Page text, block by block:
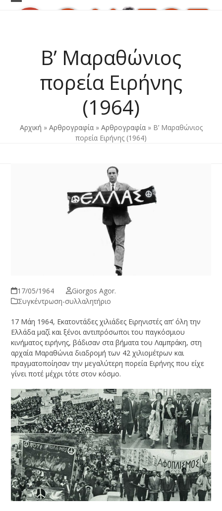
Skip
Open
Close
B’ Μαραθώνιος
πορεία Ειρήνης
(1964)
Αρχική » Αρθρογραφία» Αρθρογραφία» B’ Μαραθώνιος
πορεία Ειρήνης (1964)
17/05/1964
Giorgos Agor.
Συγκέντρωση-συλλαλητήριο
17 Μάη 1964, Εκατοντάδες χιλιάδες Ειρηνιστές απ’ όλη την
Ελλάδα μαζί και ξένοι αντιπρόσωποι του παγκόσμιου
κινήματος ειρήνης, βάδισαν στα βήματα του Λαμπράκη, στη
αρχαία Μαραθώνια διαδρομή των 42 χιλιομέτρων και
πραγματοποίησαν την μεγαλύτερη πορεία Ειρήνης που είχε
γίνει ποτέ μέχρι τότε στον κόσμο.